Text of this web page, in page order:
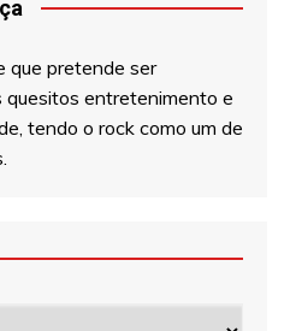
que pretende ser
entretenimento e
tendo o rock como um de